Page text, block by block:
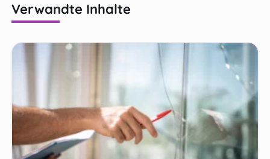
Verwandte Inhalte